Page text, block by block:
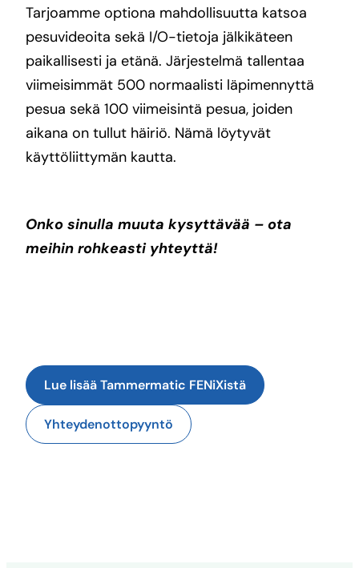
Tarjoamme optiona mahdollisuutta katsoa
pesuvideoita sekä I/O-tietoja jälkikäteen
paikallisesti ja etänä. Järjestelmä tallentaa
viimeisimmät 500 normaalisti läpimennyttä
pesua sekä 100 viimeisintä pesua, joiden
aikana on tullut häiriö. Nämä löytyvät
käyttöliittymän kautta.
Onko sinulla muuta kysyttävää – ota
meihin rohkeasti yhteyttä!
Lue lisää Tammermatic FENiXistä
Yhteydenottopyyntö